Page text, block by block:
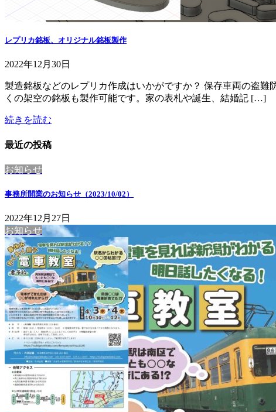
レプリカ銘板、オリジナル銘板製作
2022年12月30日
製造銘板などのレプリカ作成はいかがですか？ 保存車両の盗
くの架空の銘板も製作可能です。家の表札や誕生、結婚記 […]
続きを読む
最近の投稿
お知らせ
事務所開業のお知らせ（2023/10/02）
2022年12月27日
お知らせ